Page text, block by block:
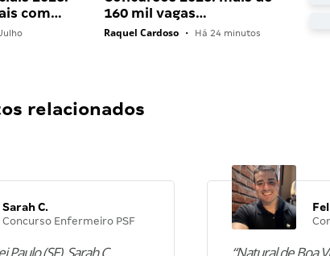
com…
160 mil vagas…
Raquel Cardoso • Há 24 minutos
relacionados
Sarah C.
Concurso Enfermeiro PSF
Paulo (SE), Sarah C. “Natural de Boa